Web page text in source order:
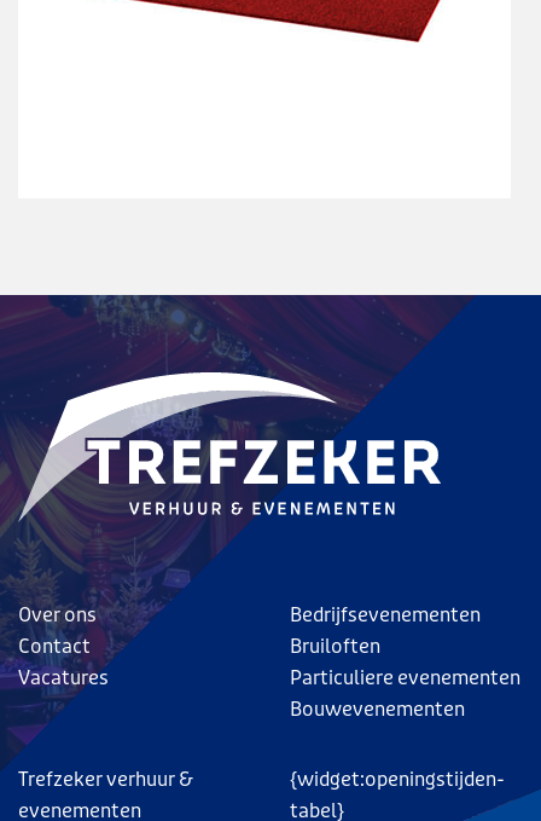
Over ons
Contact
Vacatures
Bedrijfsevenementen
Bruiloften
Particuliere evenementen
Bouwevenementen
Trefzeker verhuur &
evenementen
{widget:openingstijden-
tabel}